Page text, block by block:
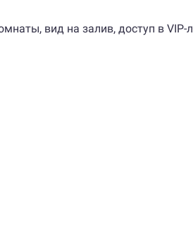
вид на залив, доступ в